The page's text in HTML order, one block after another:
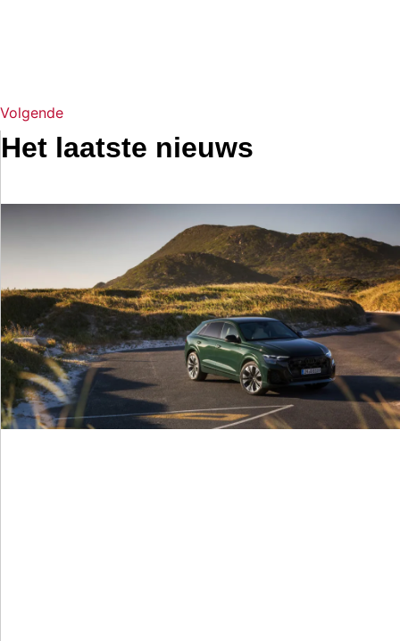
Volgende
Het laatste nieuws